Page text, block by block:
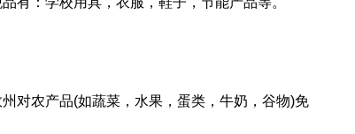
对农产品(如蔬菜，水果，蛋类，牛奶，谷物)免